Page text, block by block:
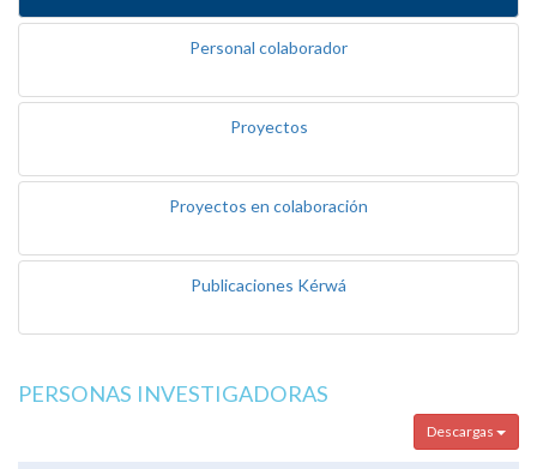
Personal colaborador
Proyectos
Proyectos en colaboración
Publicaciones Kérwá
PERSONAS INVESTIGADORAS
Descargas